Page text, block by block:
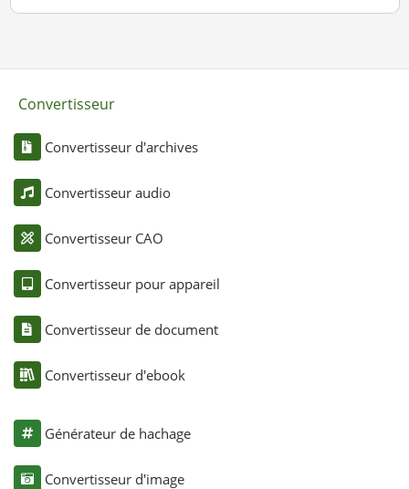
Convertisseur
Convertisseur d'archives
Convertisseur audio
Convertisseur CAO
Convertisseur pour appareil
Convertisseur de document
Convertisseur d'ebook
Générateur de hachage
Convertisseur d'image